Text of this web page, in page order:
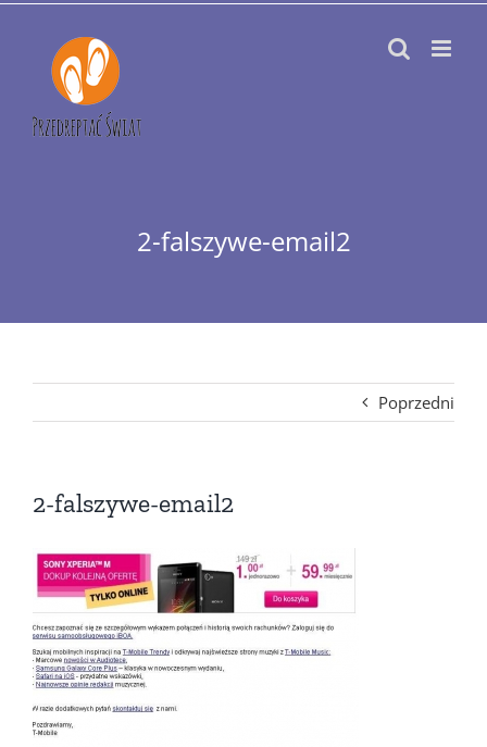
Przejdź
zawartości
2-falszywe-email2
Poprzedni
2-falszywe-email2